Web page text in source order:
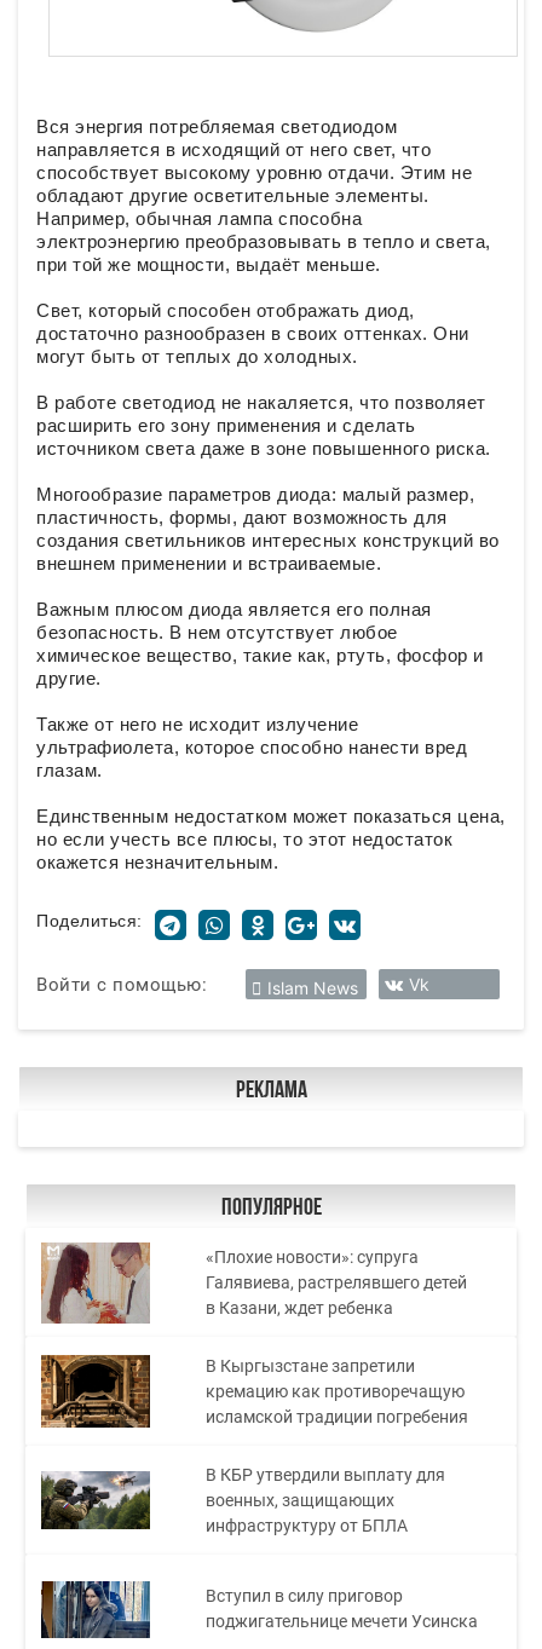
Вся энергия потребляемая светодиодом
направляется в исходящий от него свет, что
способствует высокому уровню отдачи. Этим не
обладают другие осветительные элементы.
Например, обычная лампа способна
электроэнергию преобразовывать в тепло и света,
при той же мощности, выдаёт меньше.
Свет, который способен отображать диод,
достаточно разнообразен в своих оттенках. Они
могут быть от теплых до холодных.
В работе светодиод не накаляется, что позволяет
расширить его зону применения и сделать
источником света даже в зоне повышенного риска.
Многообразие параметров диода: малый размер,
пластичность, формы, дают возможность для
создания светильников интересных конструкций во
внешнем применении и встраиваемые.
Важным плюсом диода является его полная
безопасность. В нем отсутствует любое
химическое вещество, такие как, ртуть, фосфор и
другие.
Также от него не исходит излучение
ультрафиолета, которое способно нанести вред
глазам.
Единственным недостатком может показаться цена,
но если учесть все плюсы, то этот недостаток
окажется незначительным.
Поделиться:
Войти с помощью: Islam News Vk
Реклама
Популярное
«Плохие новости»: супруга
Галявиева, растрелявшего детей
в Казани, ждет ребенка
В Кыргызстане запретили
кремацию как противоречащую
исламской традиции погребения
В КБР утвердили выплату для
военных, защищающих
инфраструктуру от БПЛА
Вступил в силу приговор
поджигательнице мечети Усинска